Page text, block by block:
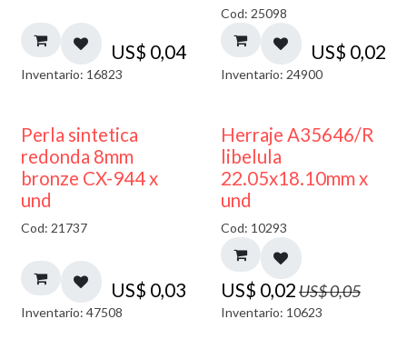
US$ 0,04
Inventario: 16823
Cod: 25098
US$ 0,02
Inventario: 24900
Perla sintetica
redonda 8mm
bronze CX-944 x
und
Cod: 21737
US$ 0,03
Inventario: 47508
50% DESCUENTO
Herraje A35646/R
libelula
22.05x18.10mm x
und
Cod: 10293
US$ 0,02US$0,05
Inventario: 10623